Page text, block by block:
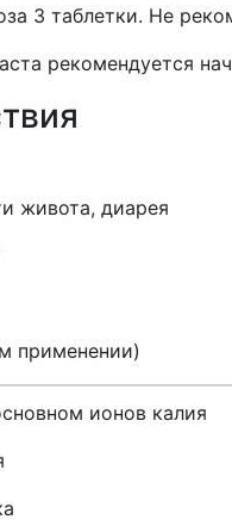
3 таблетки. Не
рекомендуется
живота, диарея
применении)
ионов калия